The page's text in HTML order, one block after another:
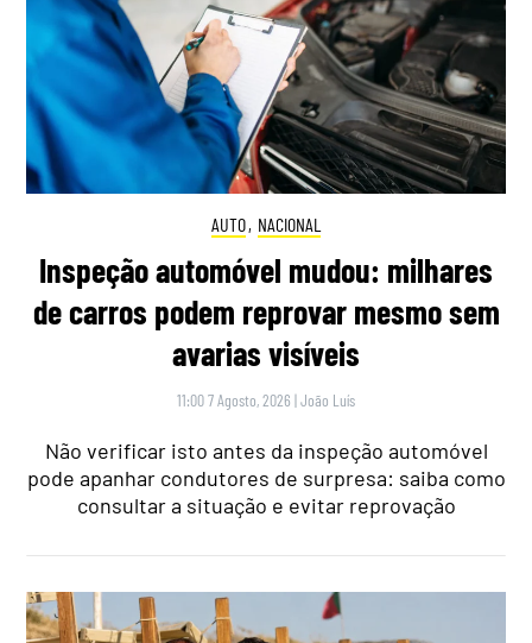
AUTO, NACIONAL
Inspeção automóvel mudou: milhares
de carros podem reprovar mesmo sem
avarias visíveis
11:00 7 Agosto, 2026 |João Luís
Não verificar isto antes da inspeção automóvel
pode apanhar condutores de surpresa: saiba como
consultar a situação e evitar reprovação